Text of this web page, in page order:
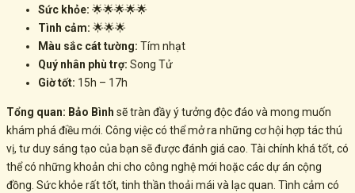
Sức khỏe: 🌟🌟🌟🌟🌟
Tình cảm: 🌟🌟🌟
Màu sắc cát tường: Tím nhạt
Quý nhân phù trợ: Song Tử
Giờ tốt: 15h – 17h
Tổng quan: Bảo Bình sẽ tràn đầy ý tưởng độc đáo và mong muốn
khám phá điều mới. Công việc có thể mở ra những cơ hội hợp tác thú
vị, tư duy sáng tạo của bạn sẽ được đánh giá cao. Tài chính khá tốt, có
thể có những khoản chi cho công nghệ mới hoặc các dự án cộng
đồng. Sức khỏe rất tốt, tinh thần thoải mái và lạc quan. Tình cảm có